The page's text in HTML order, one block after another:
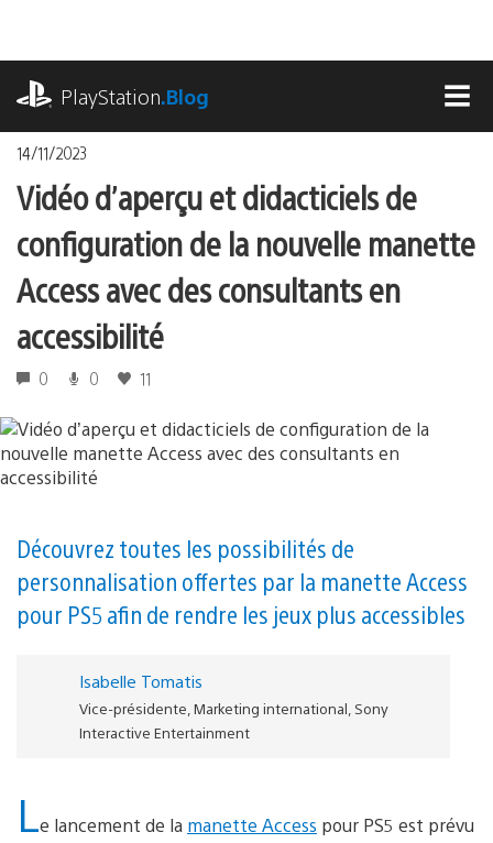
contenu
PlayStation.Blog
14/11/2023
Vidéo d’aperçu et didacticiels de
configuration de la nouvelle manette
Access avec des consultants en
accessibilité
0 0 11
Découvrez toutes les possibilités de
personnalisation offertes par la manette Access
pour PS5 afin de rendre les jeux plus accessibles
Isabelle Tomatis
Vice-présidente, Marketing international, Sony
Interactive Entertainment
Le lancement de la manette Access pour PS5 est prévu